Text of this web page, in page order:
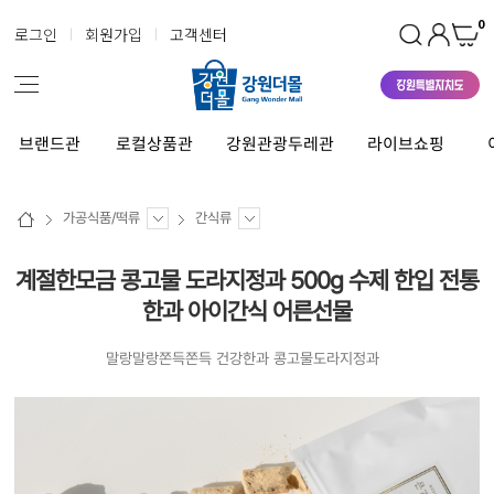
로그인 회원가입 고객센터 0
브랜드관 로컬상품관 강원관광두레관 라이브쇼핑
가공식품/떡류 간식류
계절한모금 콩고물 도라지정과 500g 수제 한입 전통
한과 아이간식 어른선물
말랑말랑쫀득쫀득 건강한과 콩고물도라지정과